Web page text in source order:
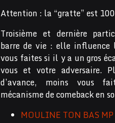
Attention : la “gratte” est
Troisième et dernière
barre de vie : elle influence
vous faites si il y a un gros
vous et votre adversaire.
d’avance, moins vous
mécanisme de comeback en
MOULINE TON BAS